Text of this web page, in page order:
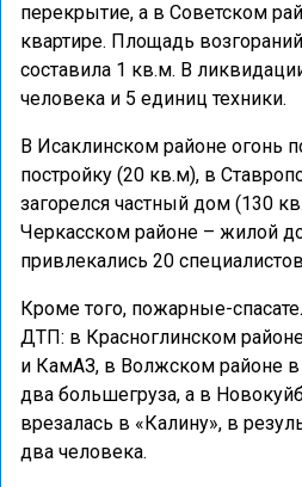
перекрытие, а в Советском
квартире. Площадь
составила 1 кв.м. В
человека и 5 единиц техники.
В Исаклинском районе огонь
постройку (20 кв.м), в
загорелся частный дом (130
Черкасском районе – жилой
привлекались 20
Кроме того, пожарные-
ДТП: в Красноглинском
и КамАЗ, в Волжском районе в
два большегруза, а в
врезалась в «Калину», в
два человека.